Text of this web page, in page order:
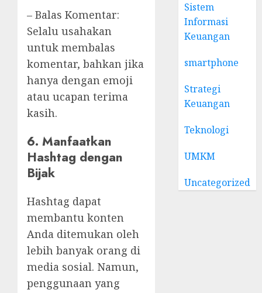
– Balas Komentar:
Selalu usahakan
untuk membalas
komentar, bahkan jika
hanya dengan emoji
atau ucapan terima
kasih.
6. Manfaatkan
Hashtag dengan
Bijak
Hashtag dapat
membantu konten
Anda ditemukan oleh
lebih banyak orang di
media sosial. Namun,
penggunaan yang
Sistem
Informasi
Keuangan
smartphone
Strategi
Keuangan
Teknologi
UMKM
Uncategorized